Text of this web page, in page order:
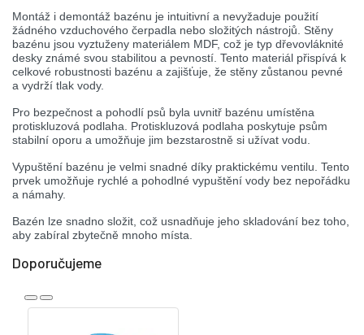
Montáž i demontáž bazénu je intuitivní a nevyžaduje použití
žádného vzduchového čerpadla nebo složitých nástrojů. Stěny
bazénu jsou vyztuženy materiálem MDF, což je typ dřevovláknité
desky známé svou stabilitou a pevností. Tento materiál přispívá k
celkové robustnosti bazénu a zajišťuje, že stěny zůstanou pevné
a vydrží tlak vody.
Pro bezpečnost a pohodlí psů byla uvnitř bazénu umístěna
protiskluzová podlaha. Protiskluzová podlaha poskytuje psům
stabilní oporu a umožňuje jim bezstarostně si užívat vodu.
Vypuštění bazénu je velmi snadné díky praktickému ventilu. Tento
prvek umožňuje rychlé a pohodlné vypuštění vody bez nepořádku
a námahy.
Bazén lze snadno složit, což usnadňuje jeho skladování bez toho,
aby zabíral zbytečně mnoho místa.
Doporučujeme